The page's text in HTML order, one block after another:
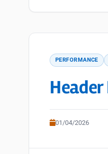
PERFORMANCE
01/04/2026